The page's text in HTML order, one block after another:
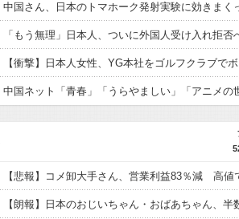
「もう無理」日本人、ついに外国人受け入れ拒